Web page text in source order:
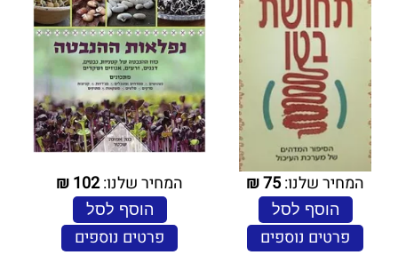
המחיר שלנו:75
₪
הוסף לסל
פרטים נוספים
המחיר שלנו:102
₪
הוסף לסל
פרטים נוספים